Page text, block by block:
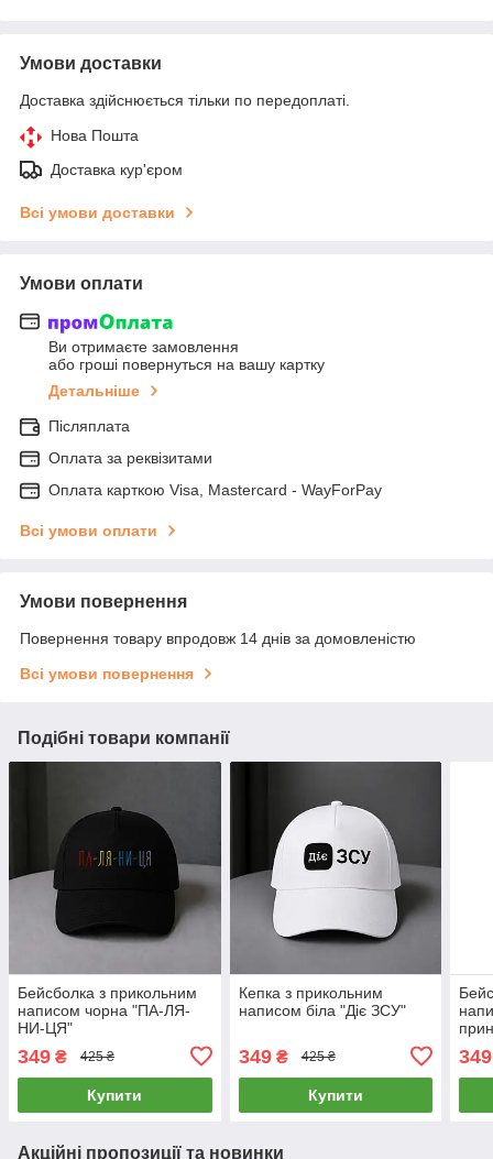
Умови доставки
Доставка здійснюється тільки по передоплаті.
Нова Пошта
Доставка кур'єром
Всі умови доставки
Умови оплати
Ви отримаєте замовлення
або гроші повернуться на вашу картку
Детальніше
Післяплата
Оплата за реквізитами
Оплата карткою Visa, Mastercard - WayForPay
Всі умови оплати
Умови повернення
Повернення товару впродовж 14 днів за домовленістю
Всі умови повернення
Подібні товари компанії
Бейсболка з прикольним
написом чорна "ПА-ЛЯ-
НИ-ЦЯ"
349 ₴ 425 ₴
Купити
Кепка з прикольним
написом біла "Діє ЗСУ"
349₴ 425 ₴
Купити
349
Акційні пропозиції та новинки